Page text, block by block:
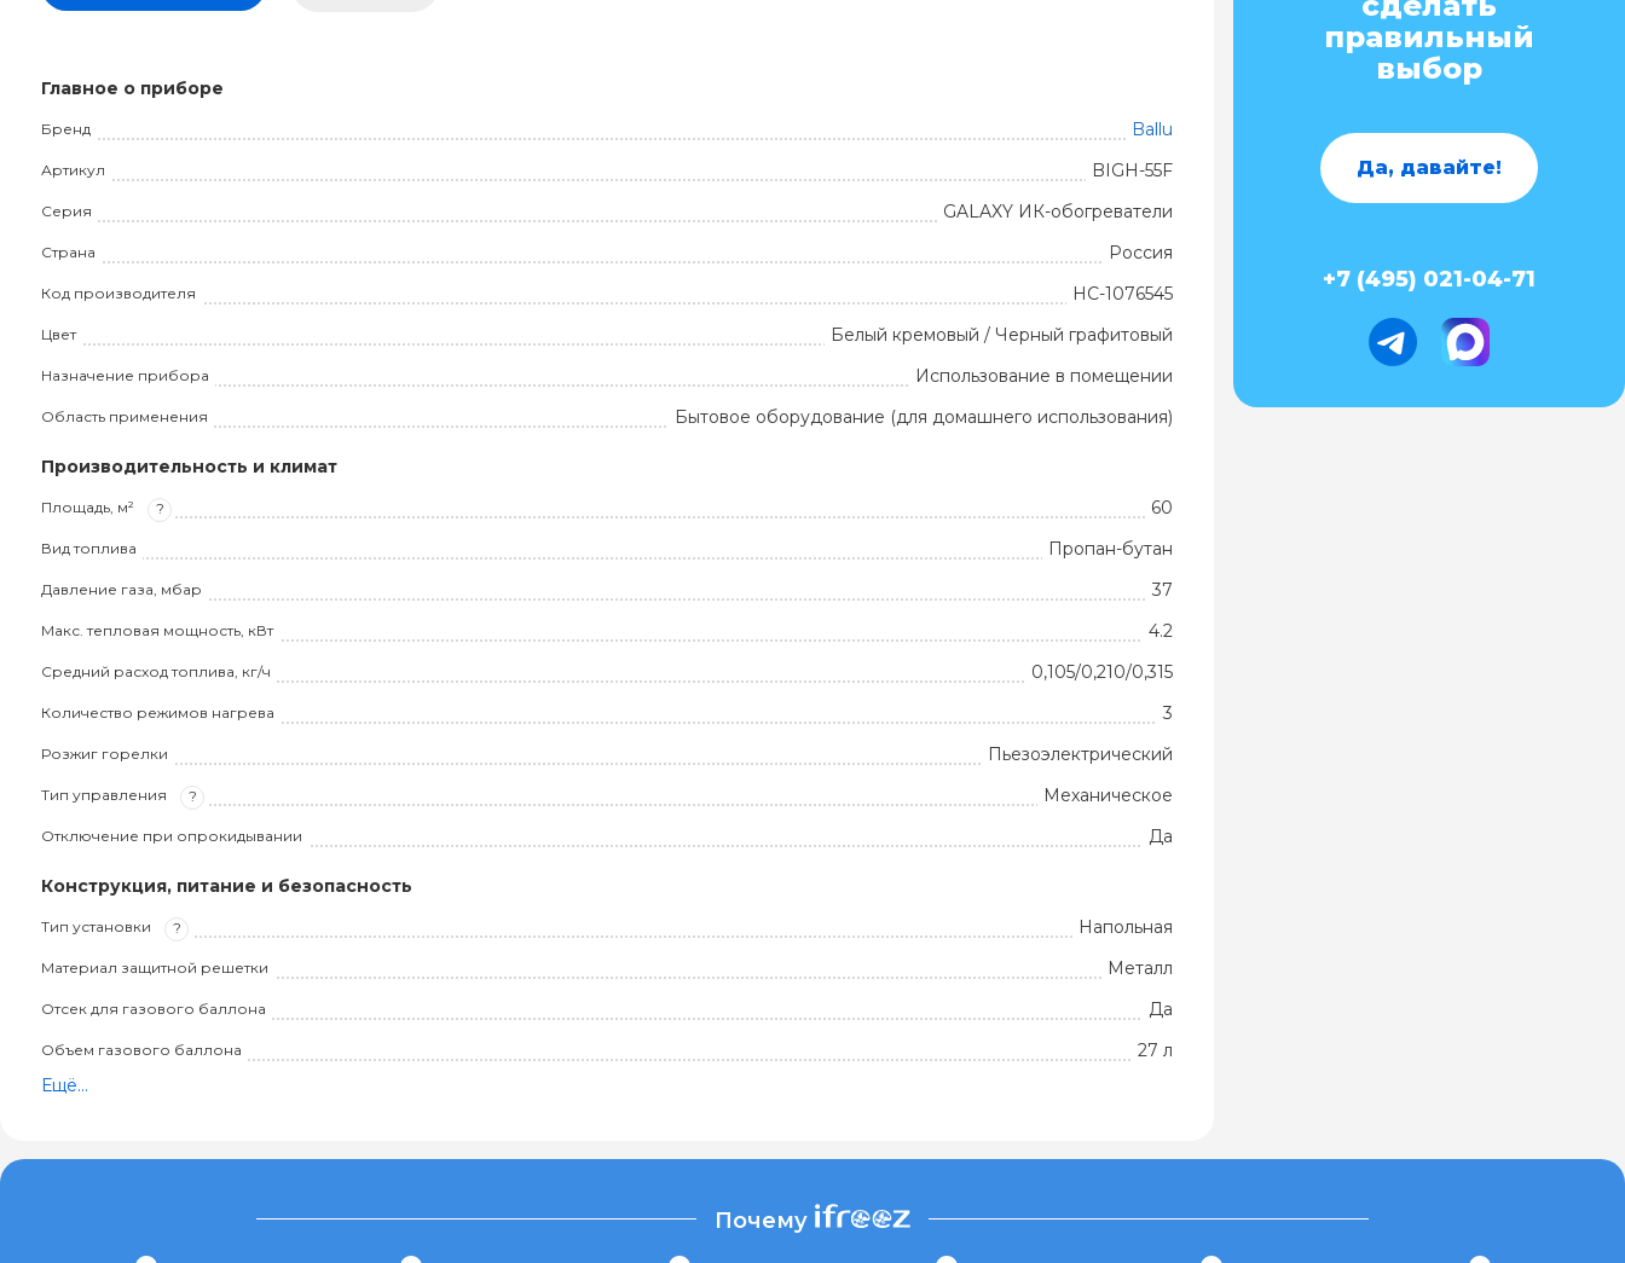
Главное о приборе
Бренд Ballu
Артикул BIGH-55F
Серия GALAXY ИК-обогреватели
Страна Россия
Код производителя НС-1076545
Цвет Белый кремовый / Черный графитовый
Назначение прибора Использование в помещении
Область применения Бытовое оборудование (для домашнего использования)
Производительность и климат
Площадь, м² ? 60
Вид топлива Пропан-бутан
Давление газа, мбар 37
Макс. тепловая мощность, кВт 4.2
Средний расход топлива, кг/ч 0,105/0,210/0,315
Количество режимов нагрева 3
Розжиг горелки Пьезоэлектрический
Тип управления ? Механическое
Отключение при опрокидывании Да
Конструкция, питание и безопасность
Тип установки ? Напольная
Материал защитной решетки Металл
Отсек для газового баллона Да
Объем газового баллона
27 л
Ещё...
правильный
выбор
Да, давайте!
+7 (495) 021-04-71
Почему